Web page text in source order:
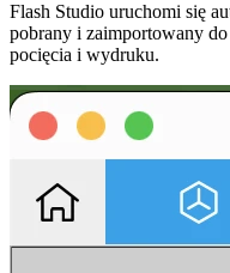
Flash Studio uruchomi się
pobrany i zaimportowany
pocięcia i wydruku.